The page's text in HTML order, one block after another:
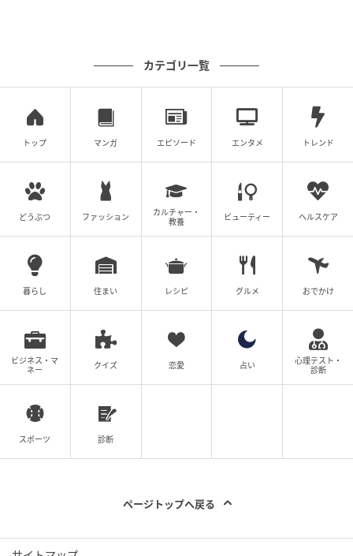
問い合わせ先：ガニー 渋谷パルコ03-6820-
6215https://www.ganni.com/ja-jp/homeモンクレー
ル ジャパンhttps://www.moncler.jp/エム03-6721-
0406https://anndemeulemeester.com/ja-jpマルニ ジ
ャパン クライアントサービス0120-374-708（フリー
＊「フィガロジャポン」2026年4月号より抜粋
元記事で読む
Tシャツ、シャツの新定番に。ノルウェー発、
「ジュリー ジョセフィン」が日本初上陸。
の記事をもっとみる
カテゴリ一覧
トップ マンガ エピソード エンタメ トレンド
どうぶつ ファッション
カルチャー・
教養
ビューティー ヘルスケア
暮らし 住まい レシピ グルメ おでかけ
ビジネス・マ
ネー
クイズ 恋愛 占い
心理テスト・
診断
スポーツ 診断
ページトップへ戻る